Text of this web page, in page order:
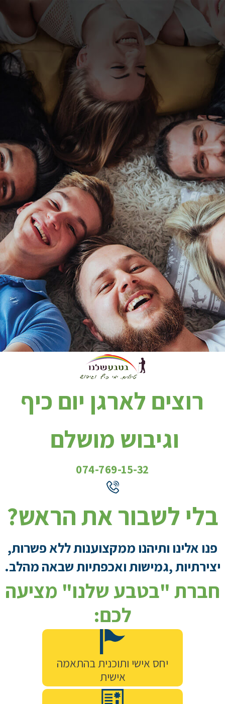
פנו אלינו ותיהנו ממקצוענות ללא פשרות,
יצירתיות ,גמישות ואכפתיותשבאה מהלב.
רוצים לארגן יום כיף
וגיבוש מושלם
חברת "בטבע שלנו" מציעה
לכם:
יחס אישי ותוכנית בהתאמה
אישית
074-769-15-32
בלי לשבור את הראש?